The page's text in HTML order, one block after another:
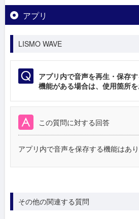
アプリ
LISMO WAVE
アプリ内で音声を再生・保存
機能がある場合は、使用箇所を
この質問に対する回答
アプリ内で音声を保存する機能はあり
その他の関連する質問